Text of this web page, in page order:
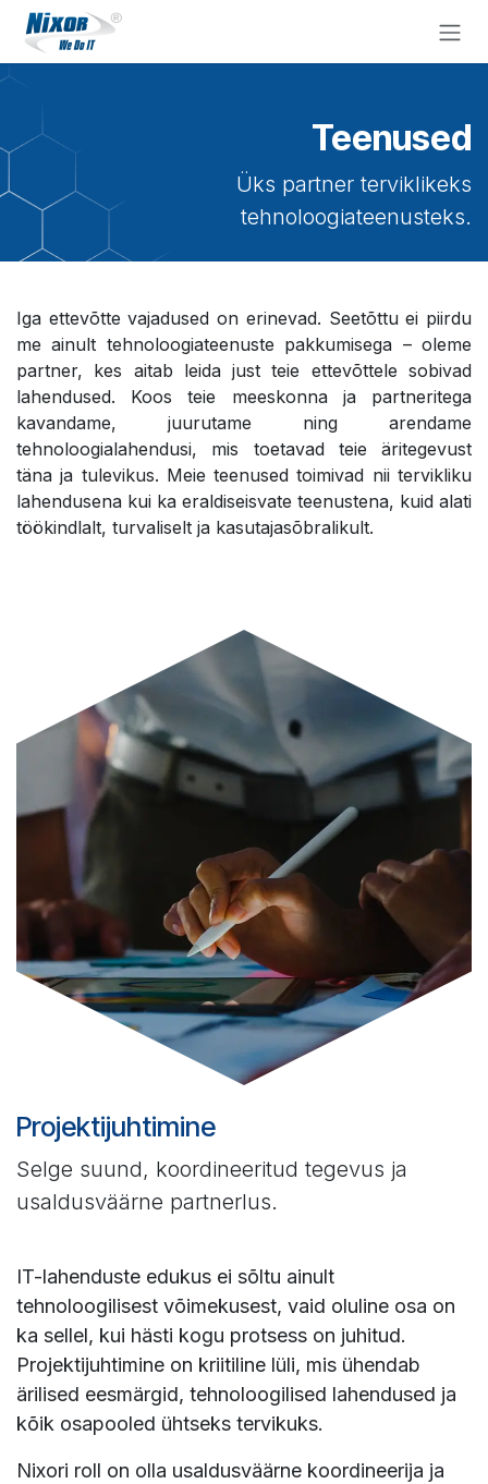
Skip to Content
Teenused
Üks partner terviklikeks
tehnoloogiateenusteks.
Iga ettevõtte vajadused on erinevad. Seetõttu ei piirdu
me ainult tehnoloogiateenuste pakkumisega – oleme
partner, kes aitab leida just teie ettevõttele sobivad
lahendused. Koos teie meeskonna ja partneritega
kavandame, juurutame ning arendame
tehnoloogialahendusi, mis toetavad teie äritegevust
täna ja tulevikus. Meie teenused toimivad nii tervikliku
lahendusena kui ka eraldiseisvate teenustena, kuid alati
töökindlalt, turvaliselt ja kasutajasõbralikult.
Projektijuhtimine
Selge suund, koordineeritud tegevus ja
usaldusväärne partnerlus.
IT-lahenduste edukus ei sõltu ainult
tehnoloogilisest võimekusest, vaid oluline osa on
ka sellel, kui hästi kogu protsess on juhitud.
Projektijuhtimine on kriitiline lüli, mis ühendab
ärilised eesmärgid, tehnoloogilised lahendused ja
kõik osapooled ühtseks tervikuks.
Nixori roll on olla usaldusväärne koordineerija ja